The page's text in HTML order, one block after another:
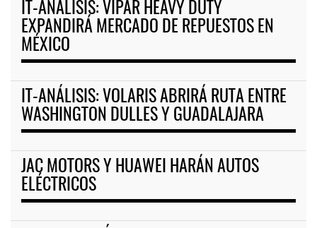
IT-ANÁLISIS: VIPAR HEAVY DUTY
EXPANDIRÁ MERCADO DE REPUESTOS EN
MÉXICO
IT-ANÁLISIS: VOLARIS ABRIRÁ RUTA ENTRE
WASHINGTON DULLES Y GUADALAJARA
JAC MOTORS Y HUAWEI HARÁN AUTOS
ELÉCTRICOS